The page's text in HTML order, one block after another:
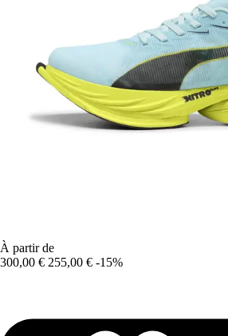
À partir de
300,00 € 255,00 € -15%